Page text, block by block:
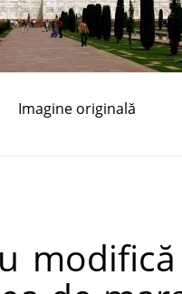
Imagine originală